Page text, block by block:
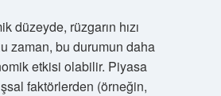
düzeyde, rüzgarın hızı
zaman, bu durumun daha
etkisi olabilir. Piyasa
faktörlerden (örneğin,